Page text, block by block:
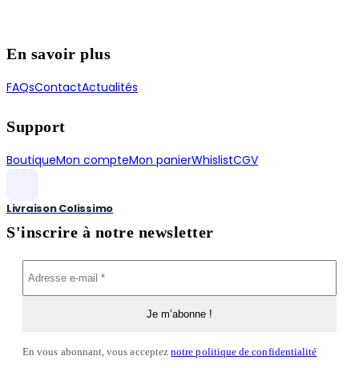
En savoir plus
FAQsContactActualités
Support
BoutiqueMon compteMon panierWhislistCGV
Livraison Colissimo
S'inscrire à notre newsletter
En vous abonnant, vous accepteznotre politique de confidentialité